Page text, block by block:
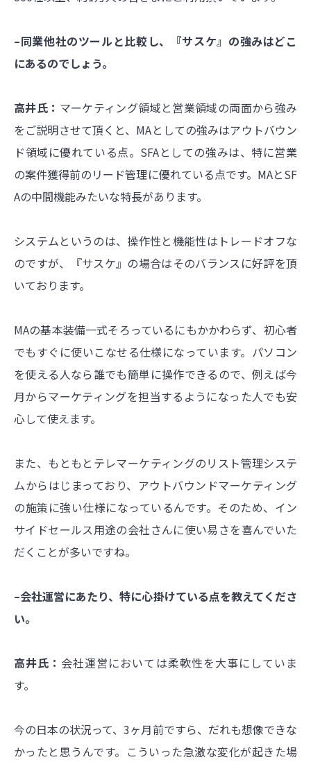
–同業他社のツールと比較し、『サスケ』の強みはどこ
にあるのでしょう。
高井氏： マーケティング領域と営業領域の両面から強み
をご説明させて頂くと、MAとしての強みはアウトバウン
ド領域に優れている点。SFAとしての強みは、特に営業
の案件獲得前のリード管理に優れている点です。MAとSF
Aの中間機能みたいな特長があります。
システムというのは、操作性と機能性はトレードオフな
のですが、『サスケ』の場合はそのバランスに好評を頂
いております。
MAの基本装備一式そろっているにもかかわらず、初心者
でもすぐに使いこなせる仕様になっています。パソコン
を使える人なら誰でも簡単に操作できるので、例えば今
月からマーケティングを担当するようになった人でも安
心して使えます。
また、もともとテレマーケティングのリスト管理システ
ムからはじまっており、アウトバウンドマーケティング
の施策に強い仕様になっているんです。そのため、イン
サイドセールス用途の会社さんに使い易さを喜んでいた
だくことが多いですね。
–会社運営にあたり、特に心掛けている点を教えてくださ
い。
高井氏： 会社運営においては柔軟性を大事にしていま
す。
今の日本の状況って、3ヶ月前ですら、だれも想像できな
かったと思うんです。こういった急激な変化が起きた場